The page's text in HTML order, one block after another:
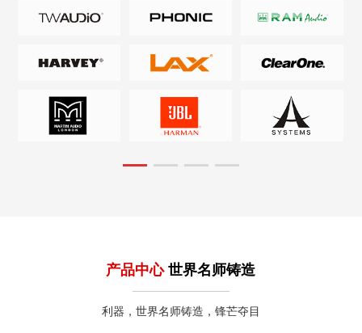
产品中心 世界名师铸造
利器，世界名师铸造，锋芒夺目